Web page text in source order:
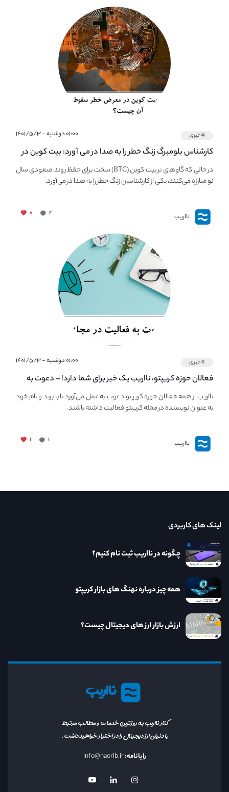
#خبری ۰۱:۰۰ دوشنبه - ۱۴۰۱/۵/۳
کارشناس بلومبرگ زنگ خطر را به صدا در می آورد: بیت کوین در
معرض خطر سقوط بزرگ است - دلیل آن چیست؟در حالی که گاوهای نر بیت کوین (BTC) سخت برای حفظ روند صعودی سال
نو مبارزه می‌کنند، یکی از کارشناسان زنگ خطر را به صدا در می‌آورد.
نااریب ۲ ۰
#خبری ۰۱:۰۰ دوشنبه - ۱۴۰۱/۵/۳
فعالان حوزه کریپتو، نااریب یک خبر برای شما دارد! – دعوت به
فعالیت در مجله کریپتو
نااریب از همه فعالان حوزه کریپتو دعوت به عمل می‌آورد تا با برند و نام خود
به عنوان نویسنده در مجله کریپتو فعالیت داشته باشند.
نااریب ۱ ۱
نااریب
کنار نااریب به روزترین خدمات و مطالب مرتبط
با دنیای ارز دیجیتال را در اختیار خواهید داشت.
رایانامه:info@naorib.ir
لینک های کاربردی
چگونه در نااریب ثبت نام کنیم؟
همه چیز درباره نهنگ های بازار کریپتو
ارزش بازار ارز های دیجیتال چیست؟